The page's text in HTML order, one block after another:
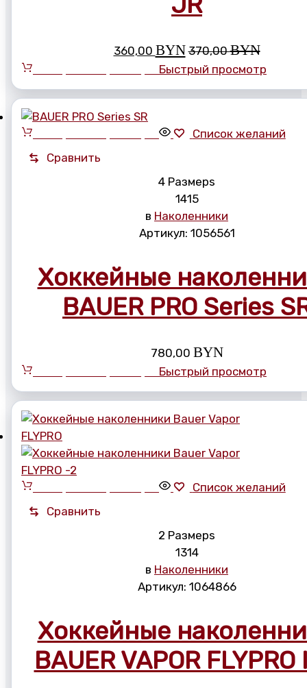
360,00 BYN 370,00BYN
Быстрый просмотр
Список желаний
Сравнить
4 Размерs
1415
в Наколенники
Артикул: 1056561
Хоккейные
BAUER PRO Series
780,00 BYN
Быстрый просмотр
Список желаний
Сравнить
2 Размерs
1314
в Наколенники
Артикул: 1064866
Хоккейные
BAUER VAPOR FLYPRO